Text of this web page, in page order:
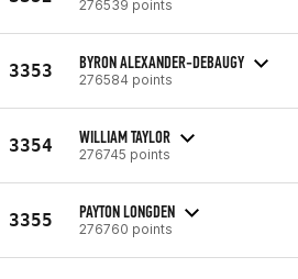
276539 points
3353 BYRON ALEXANDER-DEBAUGY
276584 points
3354 WILLIAM TAYLOR
276745 points
3355 PAYTON LONGDEN
276760 points